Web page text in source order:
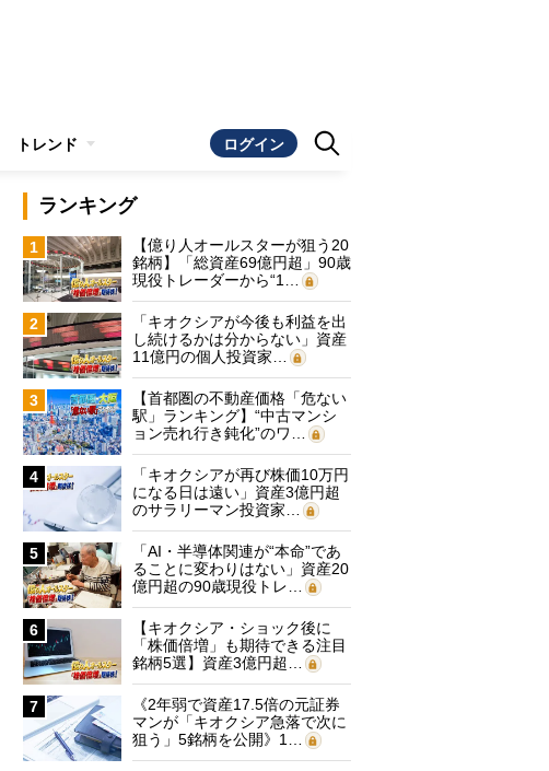
トレンド ログイン
ランキング
1
【億り人オールスターが狙う20
銘柄】「総資産69億円超」90歳
現役トレーダーから“1…
2
「キオクシアが今後も利益を出
し続けるかは分からない」資産
11億円の個人投資家…
3
【首都圏の不動産価格「危ない
駅」ランキング】“中古マンシ
ョン売れ行き鈍化”のワ…
4
「キオクシアが再び株価10万円
になる日は遠い」資産3億円超
のサラリーマン投資家…
5
「AI・半導体関連が“本命”であ
ることに変わりはない」資産20
億円超の90歳現役トレ…
6
【キオクシア・ショック後に
「株価倍増」も期待できる注目
銘柄5選】資産3億円超…
7
《2年弱で資産17.5倍の元証券
マンが「キオクシア急落で次に
狙う」5銘柄を公開》1…